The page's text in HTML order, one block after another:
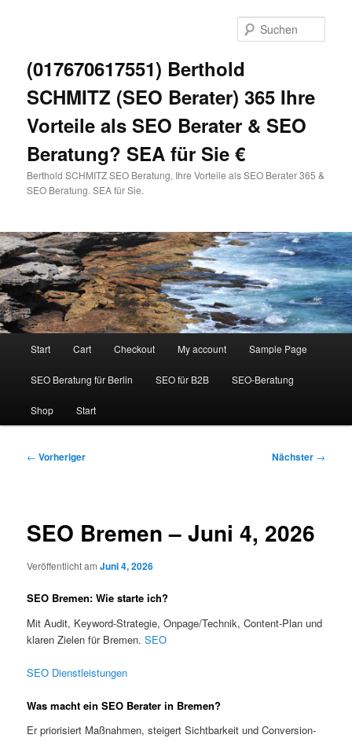
(017670617551) Berthold
SCHMITZ (SEO Berater) 365 Ihre
Vorteile als SEO Berater & SEO
Beratung? SEA für Sie €
Berthold SCHMITZ SEO Beratung, Ihre Vorteile als SEO Berater 365 &
SEO Beratung. SEA für Sie.
Start Cart Checkout My account Sample Page
SEO Beratung für Berlin SEO für B2B SEO-Beratung
Shop Start
Beitragsnavigation
← Vorheriger Nächster →
SEO Bremen – Juni 4, 2026
Veröffentlicht amJuni 4, 2026
SEO Bremen: Wie starte ich?
Mit Audit, Keyword-Strategie, Onpage/Technik, Content-Plan und
klaren Zielen für Bremen.SEO
SEO Dienstleistungen
Was macht ein SEO Berater in Bremen?
Er priorisiert Maßnahmen, steigert Sichtbarkeit und Conversion-